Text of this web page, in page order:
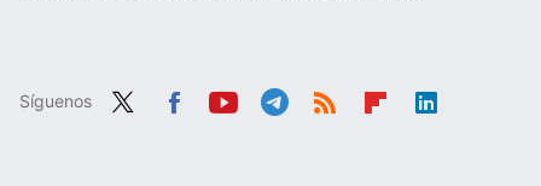
Síguenos